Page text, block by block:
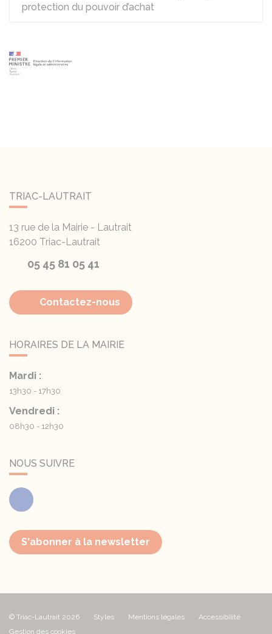
protection du pouvoir d’achat
TRIAC-LAUTRAIT
13 rue de la Mairie - Lautrait
16200 Triac-Lautrait
05 45 81 05 41
Contactez-nous
HORAIRES DE LA MAIRIE
Mardi :
13h30 - 17h30
Vendredi :
08h30 - 12h30
NOUS SUIVRE
Facebook
S'abonner à la newsletter
© Triac-Lautrait 2026 Styles Mentions légales
Accessibilité
Gestion des cookies